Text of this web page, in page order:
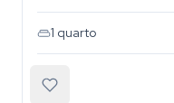
1 quarto